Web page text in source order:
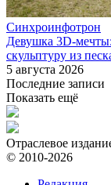
Синхроинфотрон
Девушка 3D-
скульптуру из
5 августа 2026
Последние записи
Показать ещё
Отраслевое
© 2010-2026